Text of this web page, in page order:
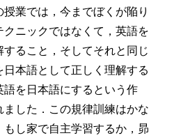
業では，今までぼくが陥り
ニックではなくて，英語を
ること，そしてそれと同じ
本語として正しく理解する
語を日本語にするという作
した．この規律訓練はかな
もし家で自主学習するか，昴